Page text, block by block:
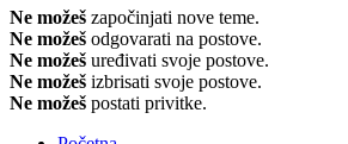
Ne možeš započinjati nove teme.
Ne možeš odgovarati na postove.
Ne možeš uređivati svoje postove.
Ne možeš izbrisati svoje postove.
Ne možeš postati privitke.